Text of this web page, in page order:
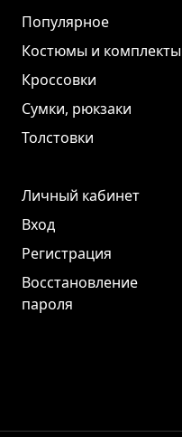
Популярное
Костюмы и комплекты
Кроссовки
Сумки, рюкзаки
Толстовки
Личный кабинет
Вход
Регистрация
Восстановление
пароля